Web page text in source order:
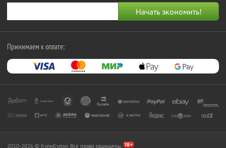
Принимаем к оплате:
2010-2026 © КупиКупон. Все права защищены.